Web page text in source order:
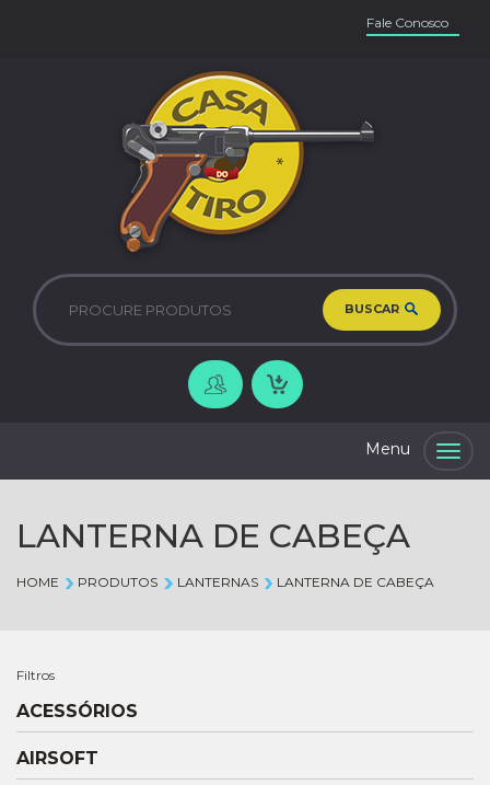
Fale Conosco
BUSCAR
LANTERNA DE CABEÇA
HOME PRODUTOS LANTERNAS LANTERNA DE CABEÇA
Filtros
ACESSÓRIOS
AIRSOFT